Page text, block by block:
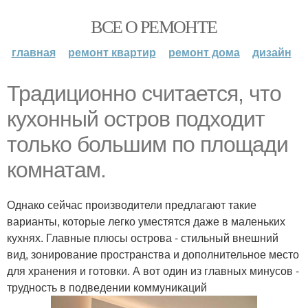
ВСЕ О РЕМОНТЕ
главная ремонт квартир ремонт дома дизайн
Традиционно считается, что
кухонный остров подходит
только большим по площади
комнатам.
Однако сейчас производители предлагают такие
варианты, которые легко уместятся даже в маленьких
кухнях. Главные плюсы острова - стильный внешний
вид, зонирование пространства и дополнительное место
для хранения и готовки. А вот один из главных минусов -
трудность в подведении коммуникаций